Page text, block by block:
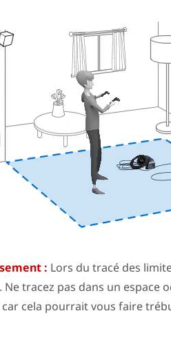
: Lors du tracé des
Ne tracez pas dans un espace
car cela pourrait vous faire